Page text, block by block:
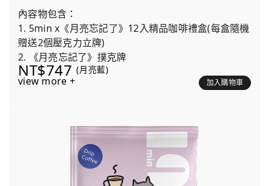
內容物包含：
1. 5min x《月亮忘記了》12入精品咖啡禮盒(每盒隨機
贈送2個壓克力立牌)
2. 《月亮忘記了》撲克牌
NT$747 (月亮藍)
view more + 加入購物車